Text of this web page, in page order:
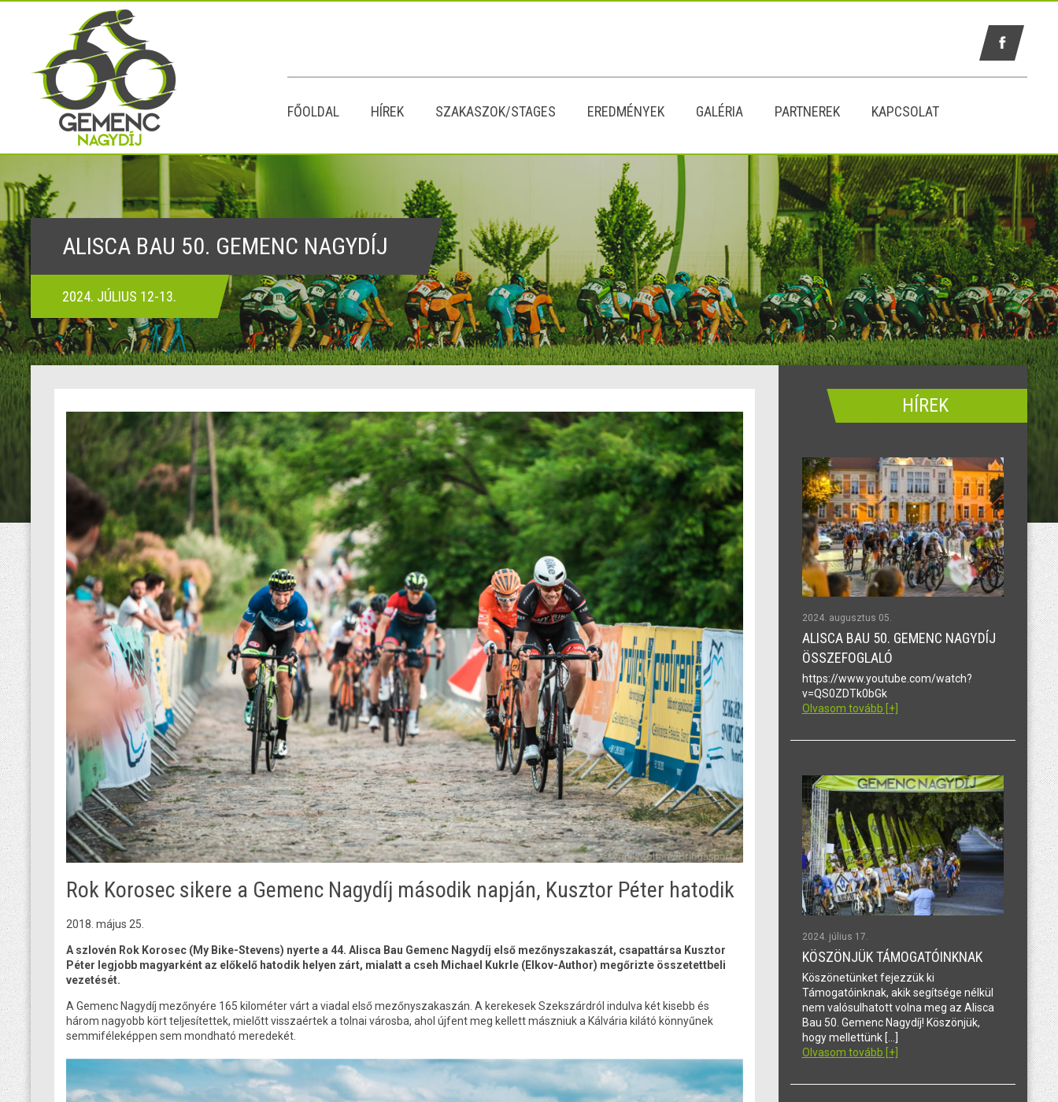
FŐOLDAL HÍREK SZAKASZOK/STAGES EREDMÉNYEK GALÉRIA PARTNEREK KAPCSOLAT
ALISCA BAU 50. GEMENC NAGYDÍJ
2024. JÚLIUS 12-13.
Rok Korosec sikere a Gemenc Nagydíj második napján, Kusztor Péter hatodik
2018. május 25.
A szlovén Rok Korosec (My Bike-Stevens) nyerte a 44. Alisca Bau Gemenc Nagydíj első mezőnyszakaszát, csapattársa Kusztor
Péter legjobb magyarként az előkelő hatodik helyen zárt, mialatt a cseh Michael Kukrle (Elkov-Author) megőrizte összetettbeli
vezetését.
A Gemenc Nagydíj mezőnyére 165 kilométer várt a viadal első mezőnyszakaszán. A kerekesek Szekszárdról indulva két kisebb és
három nagyobb kört teljesítettek, mielőtt visszaértek a tolnai városba, ahol újfent meg kellett mászniuk a Kálvária kilátó könnyűnek
semmiféleképpen sem mondható meredekét.
HÍREK
2024. augusztus 05.
ALISCA BAU 50. GEMENC NAGYDÍJ
ÖSSZEFOGLALÓ
https://www.youtube.com/watch?
v=QS0ZDTk0bGk
Olvasom tovább [+]
2024. július 17.
KÖSZÖNJÜK TÁMOGATÓINKNAK
Köszönetünket fejezzük ki
Támogatóinknak, akik segítsége nélkül
nem valósulhatott volna meg az Alisca
Bau 50. Gemenc Nagydíj! Köszönjük,
hogy mellettünk […]
Olvasom tovább [+]